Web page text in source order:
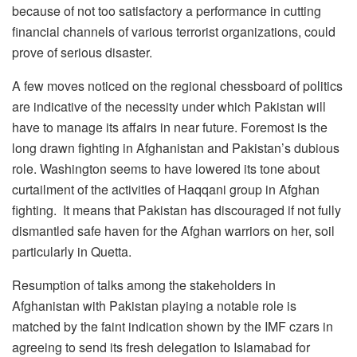
because of not too satisfactory a performance in cutting
financial channels of various terrorist organizations, could
prove of serious disaster.
A few moves noticed on the regional chessboard of politics
are indicative of the necessity under which Pakistan will
have to manage its affairs in near future. Foremost is the
long drawn fighting in Afghanistan and Pakistan’s dubious
role. Washington seems to have lowered its tone about
curtailment of the activities of Haqqani group in Afghan
fighting. It means that Pakistan has discouraged if not fully
dismantled safe haven for the Afghan warriors on her, soil
particularly in Quetta.
Resumption of talks among the stakeholders in
Afghanistan with Pakistan playing a notable role is
matched by the faint indication shown by the IMF czars in
agreeing to send its fresh delegation to Islamabad for